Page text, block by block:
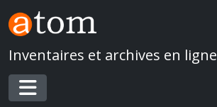
Skip to main content
Inventaires et archives en ligne